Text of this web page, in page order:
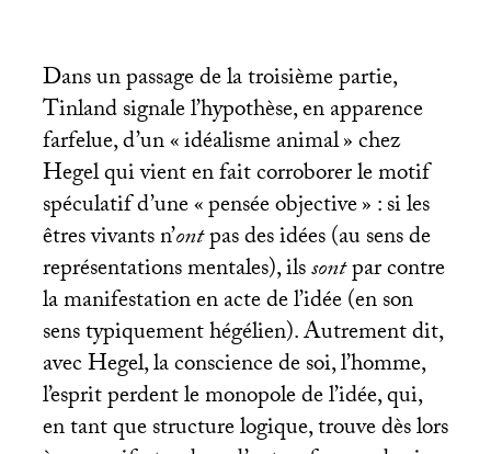
Dans un passage de la troisième partie,
Tinland signale l’hypothèse, en apparence
farfelue, d’un «idéalisme animal» chez
Hegel qui vient en fait corroborer le motif
spéculatif d’une «pensée objective» : si les
êtres vivants n’ontpas des idées (au sens de
représentations mentales), ilssontpar contre
la manifestation en acte de l’idée (en son
sens typiquement hégélien). Autrement dit,
avec Hegel, la conscience de soi, l’homme,
l’esprit perdent le monopole de l’idée, qui,
en tant que structure logique, trouve dès lors